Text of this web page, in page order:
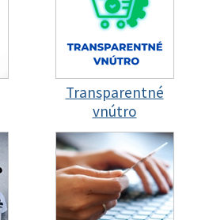
Transparentné
vnútro